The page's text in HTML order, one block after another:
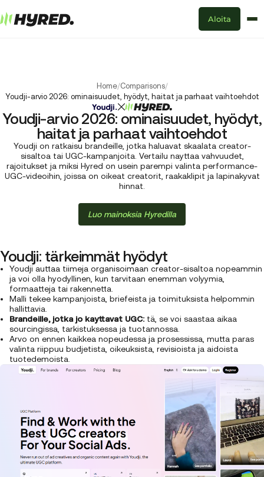
Aloita
Home/Comparisons/
Youdji-arvio 2026: ominaisuudet, hyödyt, haitat ja parhaat vaihtoehdot
Youdji-arvio 2026: ominaisuudet, hyödyt,
haitat ja parhaat vaihtoehdot
Youdji on ratkaisu brandeille, jotka haluavat skaalata creator-
sisaltoa tai UGC-kampanjoita. Vertailu nayttaa vahvuudet,
rajoitukset ja miksi Hyred on usein parempi valinta performance-
UGC-videoihin, joissa on oikeat creatorit, raakaklipit ja lapinakyvat
hinnat.
Luo mainoksia Hyredilla
Youdji: tärkeimmät hyödyt
Youdji auttaa tiimeja organisoimaan creator-sisaltoa nopeammin
ja voi olla hyodyllinen, kun tarvitaan enemman volyymia,
formaatteja tai rakennetta.
Malli tekee kampanjoista, briefeista ja toimituksista helpommin
hallittavia.
Brandeille, jotka jo kayttavat UGC: tä, se voi saastaa aikaa
sourcingissa, tarkistuksessa ja tuotannossa.
Arvo on ennen kaikkea nopeudessa ja prosessissa, mutta paras
valinta riippuu budjetista, oikeuksista, revisioista ja aidoista
tuotedemoista.